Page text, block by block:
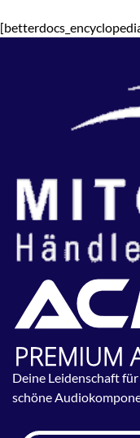
Deine Leidenschaft
schöne